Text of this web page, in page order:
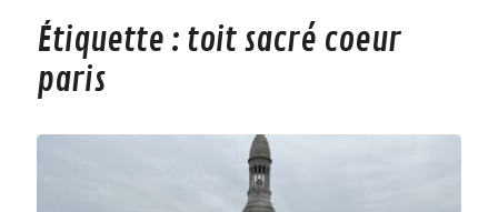
Étiquette : toit sacré coeur
paris